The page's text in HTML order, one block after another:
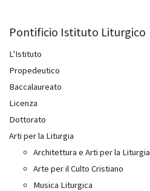
Pontificio Istituto Liturgico
L'Istituto
Propedeutico
Baccalaureato
Licenza
Dottorato
Arti per la Liturgia
Architettura e Arti per la Liturgia
Arte per il Culto Cristiano
Musica Liturgica